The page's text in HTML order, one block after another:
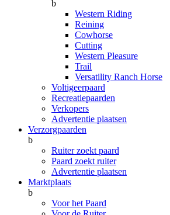
b
Western Riding
Reining
Cowhorse
Cutting
Western Pleasure
Trail
Versatility Ranch Horse
Voltigeerpaard
Recreatiepaarden
Verkopers
Advertentie plaatsen
Verzorgpaarden
b
Ruiter zoekt paard
Paard zoekt ruiter
Advertentie plaatsen
Marktplaats
b
Voor het Paard